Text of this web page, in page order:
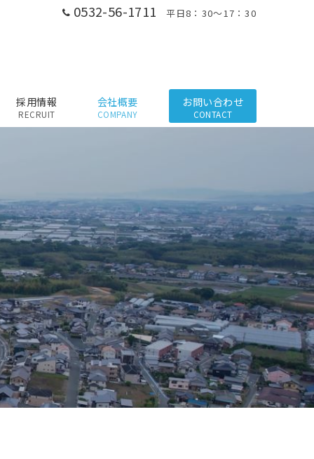
0532-56-1711 平日8：30～17：30
採用情報
RECRUIT
会社概要
COMPANY
お問い合わせ
CONTACT